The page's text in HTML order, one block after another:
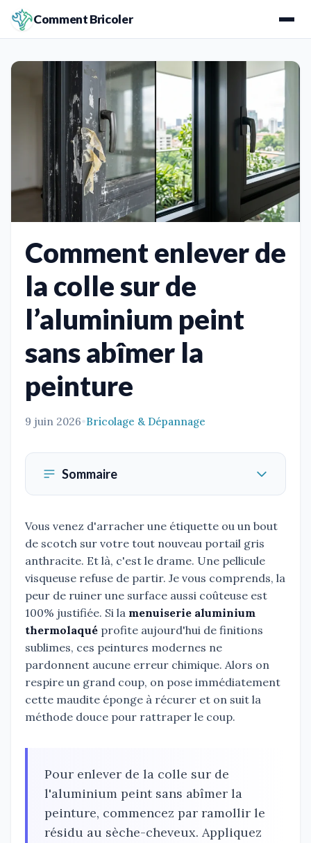
Comment Bricoler
Comment enlever de
la colle sur de
l’aluminium peint
sans abîmer la
peinture
9 juin 2026•Bricolage & Dépannage
Sommaire
Vous venez d'arracher une étiquette ou un bout
de scotch sur votre tout nouveau portail gris
anthracite. Et là, c'est le drame. Une pellicule
visqueuse refuse de partir. Je vous comprends, la
peur de ruiner une surface aussi coûteuse est
100% justifiée. Si la menuiserie aluminium
thermolaqué profite aujourd'hui de finitions
sublimes, ces peintures modernes ne
pardonnent aucune erreur chimique. Alors on
respire un grand coup, on pose immédiatement
cette maudite éponge à récurer et on suit la
méthode douce pour rattraper le coup.
Pour enlever de la colle sur de
l'aluminium peint sans abîmer la
peinture, commencez par ramollir le
résidu au sèche-cheveux. Appliquez